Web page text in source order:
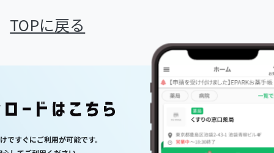
TOPに戻る
ですぐにご利用が可能です。